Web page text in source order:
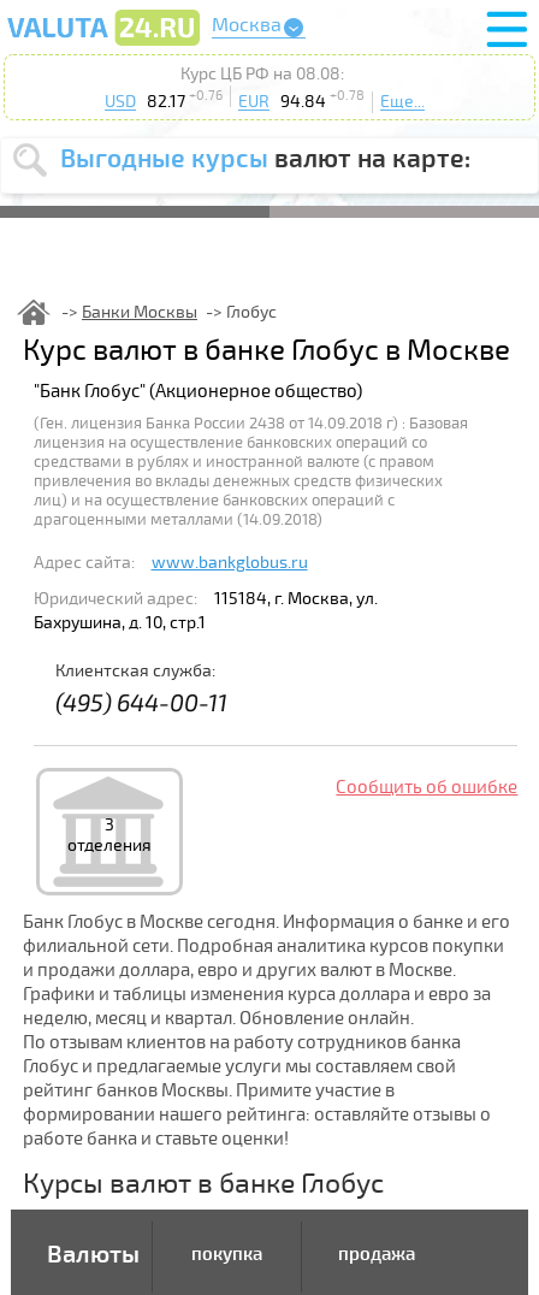
Москва
Курс ЦБ РФ на 08.08:
USD
82.17 +0.76 EUR 94.84 +0.78 Еще...
Выгодные курсы валют на карте:
Выберите
USD EUR
курс от
Выберите
действие: Продать Купить
Поиск
Банки Москвы Глобус
Курс валют в банке Глобус в Москве
"Банк Глобус" (Акционерное общество)
(Ген. лицензия Банка России 2438 от 14.09.2018 г) : Базовая
лицензия на осуществление банковских операций со
средствами в рублях и иностранной валюте (с правом
привлечения во вклады денежных средств физических
лиц) и на осуществление банковских операций с
драгоценными металлами (14.09.2018)
Адрес сайта:
www.bankglobus.ru
Юридический адрес:
115184, г. Москва, ул.
Бахрушина, д. 10, стр.1
Клиентская служба:
(495) 644-00-11
3
отделения
Сообщить об ошибке
Банк Глобус в Москве сегодня. Информация о банке и его
филиальной сети. Подробная аналитика курсов покупки
и продажи доллара, евро и других валют в Москве.
Графики и таблицы изменения курса доллара и евро за
неделю, месяц и квартал. Обновление онлайн.
По отзывам клиентов на работу сотрудников банка
Глобус и предлагаемые услуги мы составляем свой
рейтинг банков Москвы. Примите участие в
формировании нашего рейтинга: оставляйте отзывы о
работе банка и ставьте оценки!
Курсы валют в банке Глобус
Валюты покупка продажа